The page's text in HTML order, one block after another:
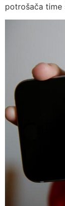
potrošača time